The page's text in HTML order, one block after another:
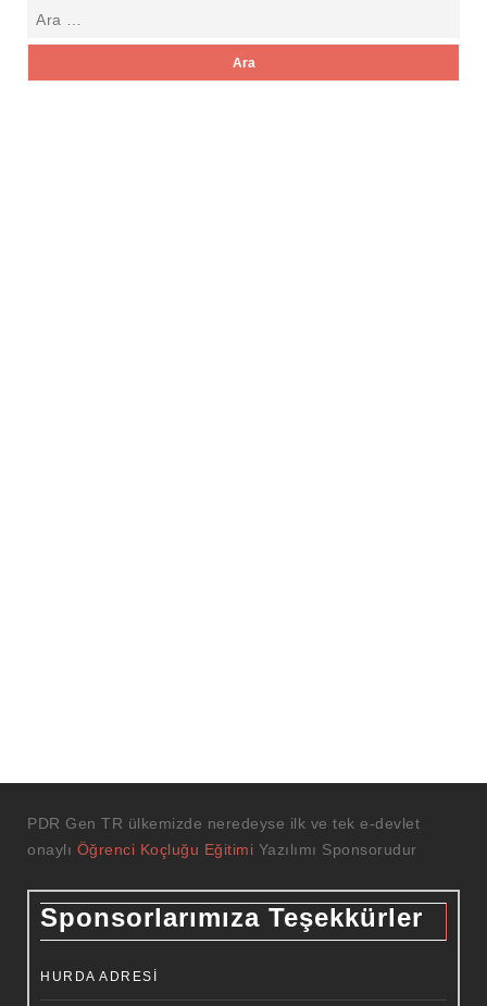
PDR Gen TR ülkemizde neredeyse ilk ve tek e-devlet
onaylı Öğrenci Koçluğu Eğitimi Yazılımı Sponsorudur
Sponsorlarımıza Teşekkürler
HURDA ADRESI